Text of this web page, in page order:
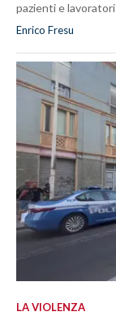
pazienti e lavoratori
Enrico Fresu
LA VIOLENZA